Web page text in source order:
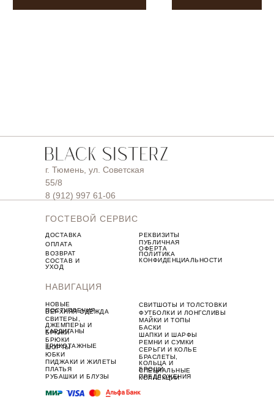
ГОСТЕВОЙ СЕРВИС
г. Тюмень, ул. Советская
55/8
8 (912) 997 61-06
НАВИГАЦИЯ
ДОСТАВКА
ВОЗВРАТ
СОСТАВ И
УХОД
РЕКВИЗИТЫ
ПОЛИТИКА
КОНФИДЕНЦИАЛЬНОСТИ
ОПЛАТА
ПУБЛИЧНАЯ
ОФЕРТА
ПЛАТЬЯ
ПИДЖАКИ И ЖИЛЕТЫ
НОВЫЕ
ПОСТУПЛЕНИЯ
СВИТЕРЫ,
ДЖЕМПЕРЫ И
КАРДИГАНЫ
ШОРТЫ
БРЮКИ
ТРИКОТАЖНЫЕ
БРЮКИ
ЮБКИ
ВЕРХНЯЯ ОДЕЖДА
РУБАШКИ И БЛУЗЫ
СПЕЦИАЛЬНЫЕ
ПРЕДЛОЖЕНИЯ
КОЛЛЕКЦИИ
БАСКИ
РЕМНИ И СУМКИ
ФУТБОЛКИ И ЛОНГСЛИВЫ
СВИТШОТЫ И ТОЛСТОВКИ
МАЙКИ И ТОПЫ
БРАСЛЕТЫ,
КОЛЬЦА И
БРОШИ
СЕРЬГИ И КОЛЬЕ
ШАПКИ И ШАРФЫ